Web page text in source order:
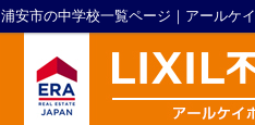
浦安市の中学校一覧ページ｜アールケ